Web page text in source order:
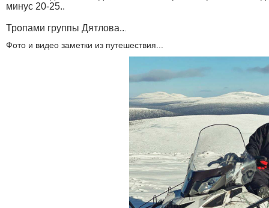
минус 20-25..
Тропами группы Дятлова..
Фото и видео заметки из путешествия...